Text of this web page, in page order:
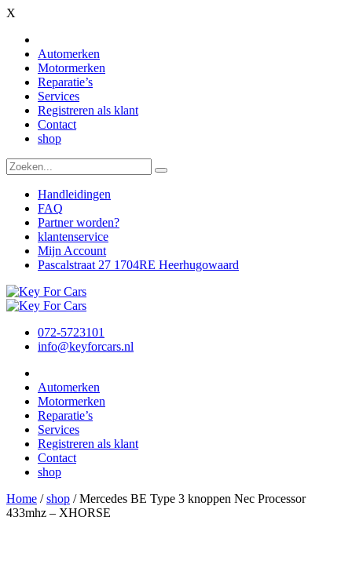
X
Automerken
Motormerken
Reparatie’s
Services
Registreren als klant
Contact
shop
Handleidingen
FAQ
Partner worden?
klantenservice
Mijn Account
Pascalstraat 27 1704RE Heerhugowaard
072-5723101
info@keyforcars.nl
Automerken
Motormerken
Reparatie’s
Services
Registreren als klant
Contact
shop
Home /shop /Mercedes BE Type 3 knoppen Nec Processor
433mhz – XHORSE